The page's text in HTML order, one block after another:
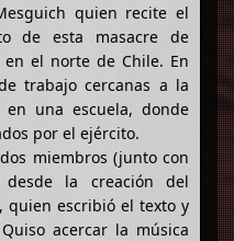
quien recite el
de esta masacre de
el norte de Chile. En
trabajo cercanas a la
una escuela, donde
por el ejército.
miembros (junto con
desde la creación del
quien escribió el texto y
acercar la música